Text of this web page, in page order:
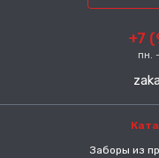
+7
пн.
Заборы из